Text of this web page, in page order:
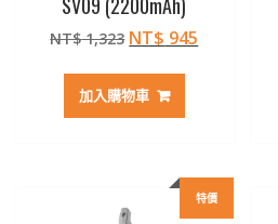
NT$1,323 原
價
格：
NT$ 945
加入購物車
特價